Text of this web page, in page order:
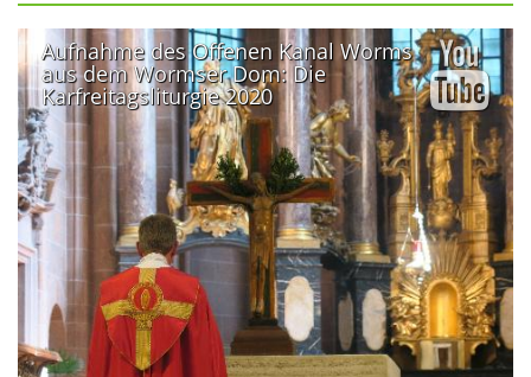
Aufnahme des Offenen Kanal Worms
aus dem Wormser Dom: Die
Karfreitagsliturgie 2020